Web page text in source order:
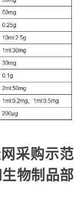
采购示范
物制品部